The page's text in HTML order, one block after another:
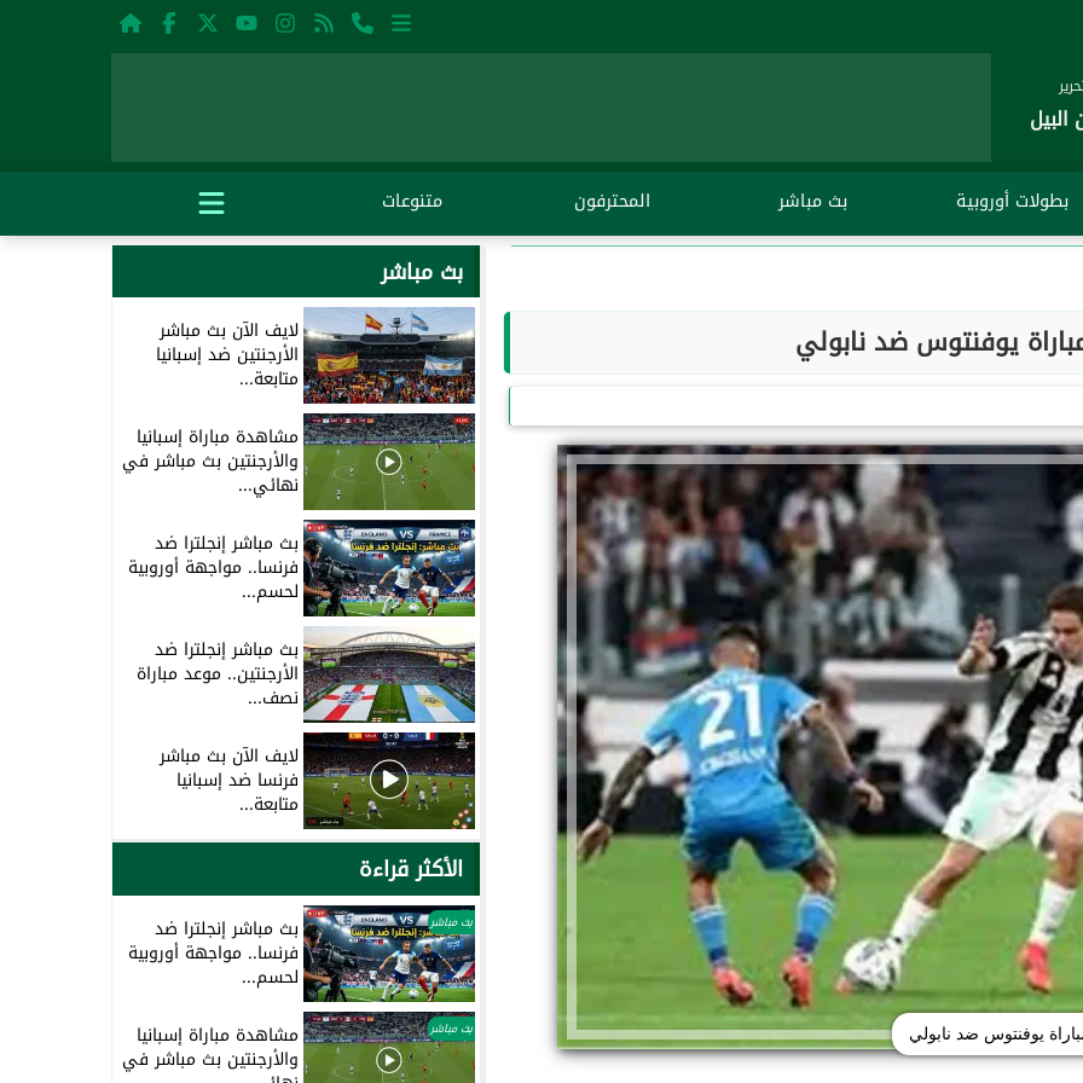
البيل
بطولات أوروبية بث مباشر المحترفون متنوعات
يوفنتوس ضد نابولي
يوفنتوس ضد نابولي
بث مباشر
لايف الآن بث مباشر
الأرجنتين ضد إسبانيا
متابعة...
مشاهدة مباراة إسبانيا
والأرجنتين بث مباشر في
نهائي...
بث مباشر إنجلترا ضد
فرنسا.. مواجهة أوروبية
لحسم...
بث مباشر إنجلترا ضد
الأرجنتين.. موعد مباراة
نصف...
لايف الآن بث مباشر
فرنسا ضد إسبانيا
متابعة...
الأكثر قراءة
بث مباشر بث مباشر إنجلترا ضد
فرنسا.. مواجهة أوروبية
لحسم...
بث مباشر مشاهدة مباراة إسبانيا
والأرجنتين بث مباشر في